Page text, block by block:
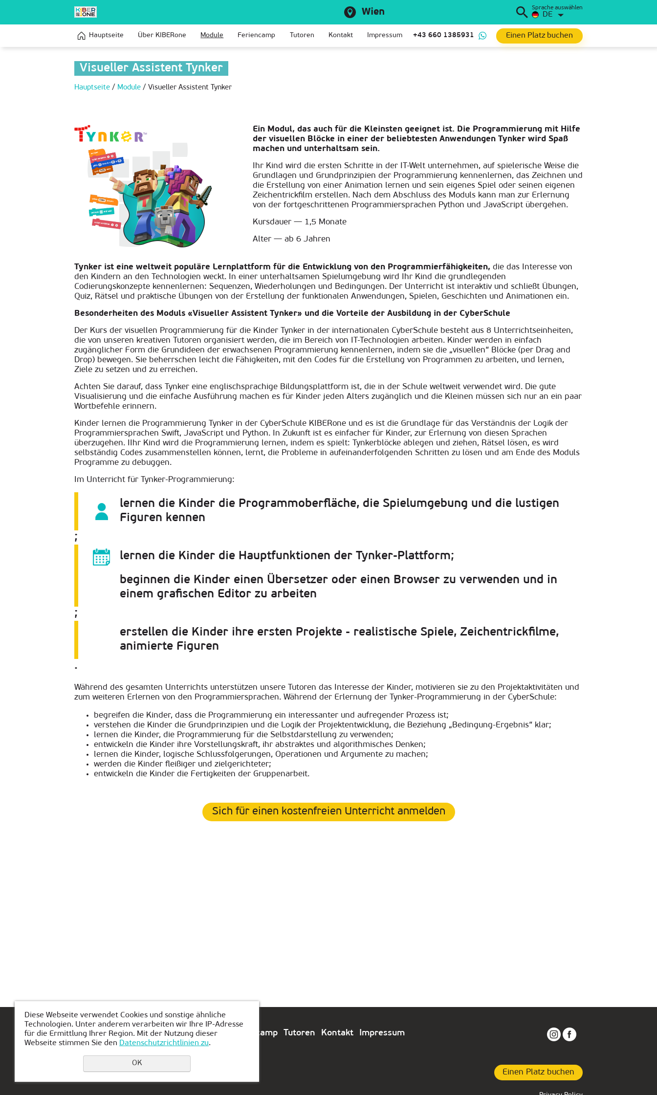
Wien Sprache auswählen
DE
Hauptseite Über KIBERone Module Feriencamp Tutoren Kontakt Impressum +43 660 1385931 Einen Platz buchen
Visueller Assistent Tynker
Hauptseite / Module / Visueller Assistent Tynker
Ein Modul, das auch für die Kleinsten geeignet ist. Die Programmierung mit Hilfe
der visuellen Blöcke in einer der beliebtesten Anwendungen Tynker wird Spaß
machen und unterhaltsam sein.
Ihr Kind wird die ersten Schritte in der IT-Welt unternehmen, auf spielerische Weise die
Grundlagen und Grundprinzipien der Programmierung kennenlernen, das Zeichnen und
die Erstellung von einer Animation lernen und sein eigenes Spiel oder seinen eigenen
Zeichentrickfilm erstellen. Nach dem Abschluss des Moduls kann man zur Erlernung
von der fortgeschrittenen Programmiersprachen Python und JavaScript übergehen.
Kursdauer — 1,5 Monate
Alter — ab 6 Jahren
Tynker ist eine weltweit populäre Lernplattform für die Entwicklung von den Programmierfähigkeiten, die das Interesse von
den Kindern an den Technologien weckt.
In einer unterhaltsamen Spielumgebung wird Ihr Kind die grundlegenden
Codierungskonzepte kennenlernen: Sequenzen, Wiederholungen und Bedingungen. Der Unterricht ist interaktiv und schließt Übungen,
Quiz, Rätsel und praktische Übungen von der Erstellung der funktionalen Anwendungen, Spielen, Geschichten und Animationen ein.
Besonderheiten des Moduls «Visueller Assistent Tynker» und die Vorteile der Ausbildung in der CyberSchule
Der Kurs der visuellen Programmierung für die Kinder Tynker in der internationalen CyberSchule besteht aus 8 Unterrichtseinheiten,
die von unseren kreativen Tutoren organisiert werden, die im Bereich von IT-Technologien arbeiten. Kinder werden in einfach
zugänglicher Form die Grundideen der erwachsenen Programmierung kennenlernen, indem sie die „visuellen“ Blöcke (per Drag and
Drop) bewegen. Sie beherrschen leicht die Fähigkeiten, mit den Codes für die Erstellung von Programmen zu arbeiten, und lernen,
Ziele zu setzen und zu erreichen.
Achten Sie darauf, dass Tynker eine englischsprachige Bildungsplattform ist, die in der Schule weltweit verwendet wird. Die gute
Visualisierung und die einfache Ausführung machen es für Kinder jeden Alters zugänglich und die Kleinen müssen sich nur an ein paar
Wortbefehle erinnern.
Kinder lernen die Programmierung Tynker in der CyberSchule KIBERone und es ist die Grundlage für das Verständnis der Logik der
Programmiersprachen Swift, JavaScript und Python. In Zukunft ist es einfacher für Kinder, zur Erlernung von diesen Sprachen
überzugehen. I
Ihr Kind wird die Programmierung lernen, indem es spielt: Tynkerblöcke ablegen und ziehen, Rätsel lösen, es wird
selbständig Codes zusammenstellen können, lernt, die Probleme in aufeinanderfolgenden Schritten zu lösen und am Ende des Moduls
Programme zu debuggen.
Im Unterricht für Tynker-Programmierung:
lernen die Kinder die Programmoberfläche, die Spielumgebung und die lustigen
Figuren kennen
;
lernen die Kinder die Hauptfunktionen der Tynker-Plattform;
beginnen die Kinder einen Übersetzer oder einen Browser zu verwenden und in
einem grafischen Editor zu arbeiten
;
erstellen die Kinder ihre ersten Projekte - realistische Spiele, Zeichentrickfilme,
animierte Figuren
.
Während des gesamten Unterrichts unterstützen unsere Tutoren das Interesse der Kinder, motivieren sie zu den Projektaktivitäten und
zum weiteren Erlernen von den Programmiersprachen. Während der Erlernung der Tynker-Programmierung in der CyberSchule:
begreifen die Kinder, dass die Programmierung ein interessanter und aufregender Prozess ist;
verstehen die Kinder die Grundprinzipien und die Logik der Projektentwicklung, die Beziehung „Bedingung-Ergebnis“ klar;
lernen die Kinder, die Programmierung für die Selbstdarstellung zu verwenden;
entwickeln die Kinder ihre Vorstellungskraft, ihr abstraktes und algorithmisches Denken;
lernen die Kinder, logische Schlussfolgerungen, Operationen und Argumente zu machen;
werden die Kinder fleißiger und zielgerichteter;
entwickeln die Kinder die Fertigkeiten der Gruppenarbeit.
Sich für einen kostenfreien Unterricht anmelden
Hauptseite Über KIBERone Module Feriencamp Tutoren Kontakt Impressum
Einen Platz buchen
Diese Webseite verwendet Cookies und sonstige ähnliche
Technologien. Unter anderem verarbeiten wir Ihre IP-Adresse
für die Ermittlung Ihrer Region. Mit der Nutzung dieser
Webseite stimmen Sie den Datenschutzrichtlinien zu.
OK